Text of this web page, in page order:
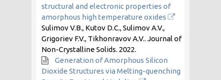
structural and electronic properties of
amorphous high temperature oxides
Sulimov V.B., Kutov D.C., Sulimov A.V.,
Grigoriev F.V., Tikhonravov A.V.. Journal of
Non-Crystalline Solids. 2022.
Generation of Amorphous Silicon
Dioxide Structures via Melting-quenching